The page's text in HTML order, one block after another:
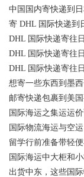
中国国内寄快递到
寄 DHL 国际快递到
DHL 国际快递寄往
DHL 国际快递寄往
DHL 国际快递寄往
想寄一些东西到墨
邮寄快递包裹到美
国际海运之集运运
国际物流海运与空
留学行前准备带轻
国际海运中大柜和
出货中东，这些国